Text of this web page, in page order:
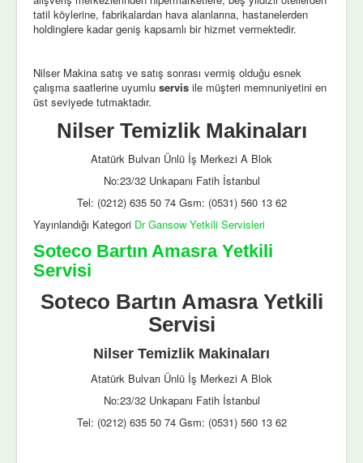
tatil köylerine, fabrikalardan hava alanlarına, hastanelerden
holdinglere kadar geniş kapsamlı bir hizmet vermektedir.
Nilser Makina satış ve satış sonrası vermiş olduğu esnek
çalışma saatlerine uyumlu servis ile müşteri memnuniyetini en
üst seviyede tutmaktadır.
Nilser Temizlik Makinaları
Atatürk Bulvarı Ünlü İş Merkezi A Blok
No:23/32 Unkapanı Fatih İstanbul
Tel: (0212) 635 50 74 Gsm: (0531) 560 13 62
Yayınlandığı Kategori Dr Gansow Yetkili Servisleri
Soteco Bartın Amasra Yetkili
Servisi
Soteco Bartın Amasra Yetkili
Servisi
Nilser Temizlik Makinaları
Atatürk Bulvarı Ünlü İş Merkezi A Blok
No:23/32 Unkapanı Fatih İstanbul
Tel: (0212) 635 50 74 Gsm: (0531) 560 13 62